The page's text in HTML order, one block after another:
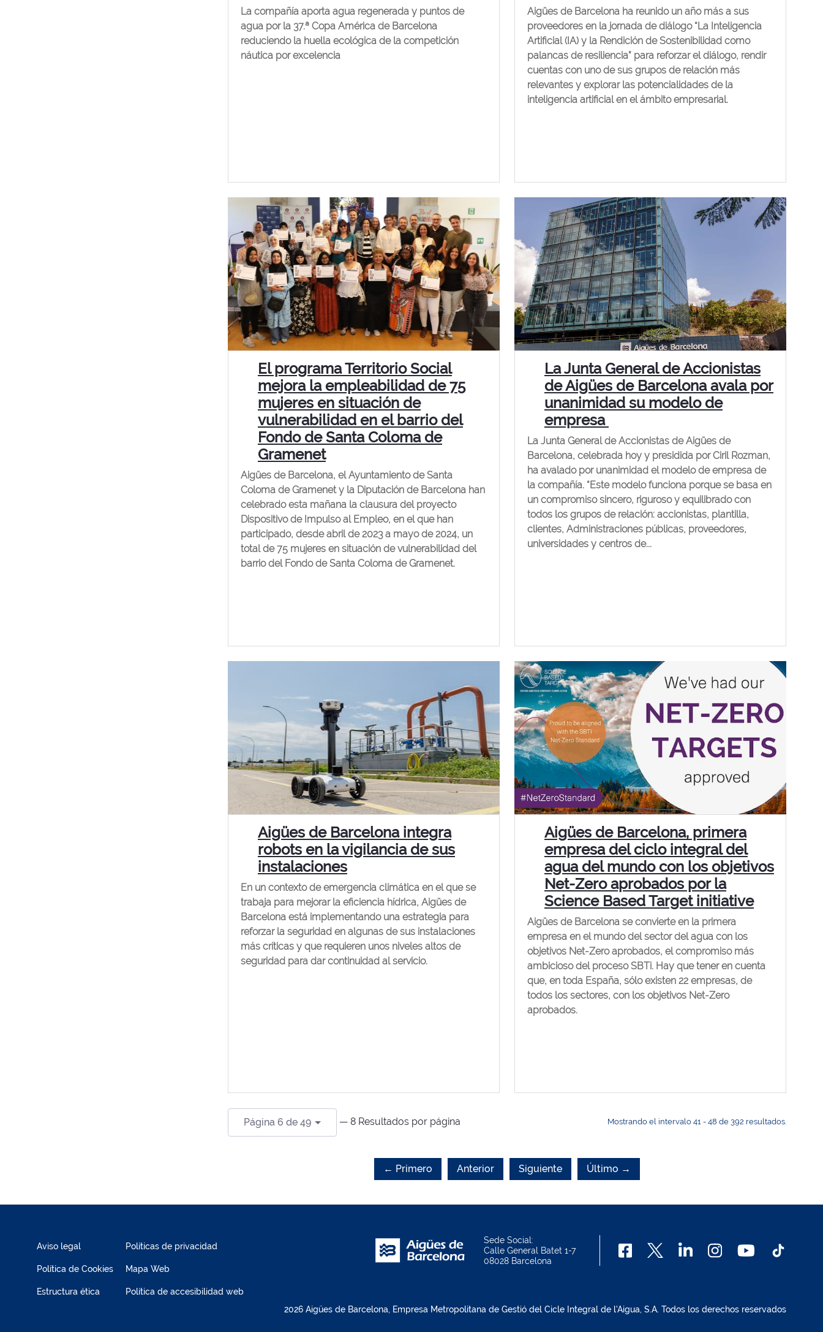
La compañía aporta agua regenerada y puntos de
agua por la 37.ª Copa América de Barcelona
reduciendo la huella ecológica de la competición
náutica por excelencia
Aigües de Barcelona ha reunido un año más a sus
proveedores en la jornada de diálogo “La Inteligencia
Artificial (IA) y la Rendición de Sostenibilidad como
palancas de resiliencia” para reforzar el diálogo, rendir
cuentas con uno de sus grupos de relación más
relevantes y explorar las potencialidades de la
inteligencia artificial en el ámbito empresarial.
El programa Territorio Social
mejora la empleabilidad de 75
mujeres en situación de
vulnerabilidad en el barrio del
Fondo de Santa Coloma de
Gramenet
Aigües de Barcelona, el Ayuntamiento de Santa
Coloma de Gramenet y la Diputación de Barcelona han
celebrado esta mañana la clausura del proyecto
Dispositivo de Impulso al Empleo, en el que han
participado, desde abril de 2023 a mayo de 2024, un
total de 75 mujeres en situación de vulnerabilidad del
barrio del Fondo de Santa Coloma de Gramenet.
La Junta General de Accionistas
de Aigües de Barcelona avala por
unanimidad su modelo de
empresa
La Junta General de Accionistas de Aigües de
Barcelona, celebrada hoy y presidida por Ciril Rozman,
ha avalado por unanimidad el modelo de empresa de
la compañía. “Este modelo funciona porque se basa en
un compromiso sincero, riguroso y equilibrado con
todos los grupos de relación: accionistas, plantilla,
clientes, Administraciones públicas, proveedores,
universidades y centros de...
Aigües de Barcelona integra
robots en la vigilancia de sus
instalaciones
En un contexto de emergencia climática en el que se
trabaja para mejorar la eficiencia hídrica, Aigües de
Barcelona está implementando una estrategia para
reforzar la seguridad en algunas de sus instalaciones
más críticas y que requieren unos niveles altos de
seguridad para dar continuidad al servicio.
Aigües de Barcelona, primera
empresa del ciclo integral del
agua del mundo con los objetivos
Net-Zero aprobados por la
Science Based Target initiative
Aigües de Barcelona se convierte en la primera
empresa en el mundo del sector del agua con los
objetivos Net-Zero aprobados, el compromiso más
ambicioso del proceso SBTi. Hay que tener en cuenta
que, en toda España, sólo existen 22 empresas, de
todos los sectores, con los objetivos Net-Zero
aprobados.
Página 6 de 49 — 8 Resultados por página Mostrando el intervalo 41 - 48 de 392 resultados.
← Primero Anterior Siguiente Último →
Aviso legal
Política de Cookies
Estructura ética
Políticas de privacidad
Mapa Web
Política de accesibilidad web
Sede Social:
Calle General Batet 1-7
08028 Barcelona
2026 Aigües de Barcelona, Empresa Metropolitana de Gestió del Cicle Integral de l'Aigua, S.A. Todos los derechos reservados